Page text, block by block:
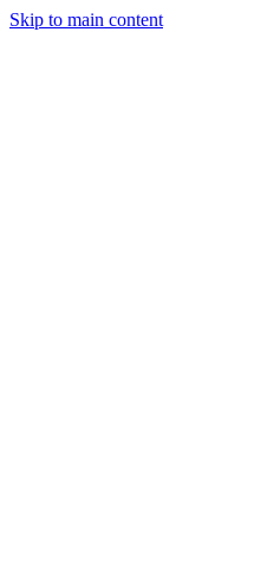
Skip to main content